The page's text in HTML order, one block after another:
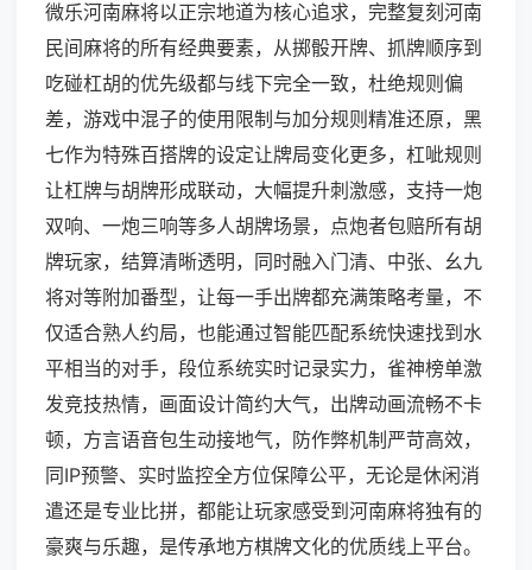
微乐河南麻将以正宗地道为核心追求，完整复刻河南
民间麻将的所有经典要素，从掷骰开牌、抓牌顺序到
吃碰杠胡的优先级都与线下完全一致，杜绝规则偏
差，游戏中混子的使用限制与加分规则精准还原，黑
七作为特殊百搭牌的设定让牌局变化更多，杠呲规则
让杠牌与胡牌形成联动，大幅提升刺激感，支持一炮
双响、一炮三响等多人胡牌场景，点炮者包赔所有胡
牌玩家，结算清晰透明，同时融入门清、中张、幺九
将对等附加番型，让每一手出牌都充满策略考量，不
仅适合熟人约局，也能通过智能匹配系统快速找到水
平相当的对手，段位系统实时记录实力，雀神榜单激
发竞技热情，画面设计简约大气，出牌动画流畅不卡
顿，方言语音包生动接地气，防作弊机制严苛高效，
同IP预警、实时监控全方位保障公平，无论是休闲消
遣还是专业比拼，都能让玩家感受到河南麻将独有的
豪爽与乐趣，是传承地方棋牌文化的优质线上平台。